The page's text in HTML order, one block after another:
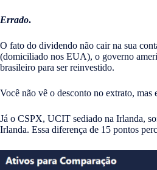
Errado.
O fato do dividendo não cair na sua
(domiciliado nos EUA), o governo
brasileiro para ser reinvestido.
Você não vê o desconto no extrato,
Já o CSPX, UCIT sediado na Irlanda,
Irlanda. Essa diferença de 15 pontos